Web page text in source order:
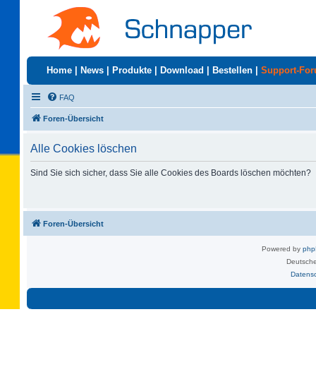
Home News Produkte Download Bestellen Support-
FAQ
Foren-Übersicht
Alle Cookies löschen
Sind Sie sich sicher, dass Sie alle Cookies des Boards löschen möchten?
Foren-Übersicht
Powered by